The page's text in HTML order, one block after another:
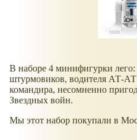
В наборе 4 минифигурки
штурмовиков, водителя АТ-АТ
командира, несомненно
Звездных войн.
Мы этот набор покупали в